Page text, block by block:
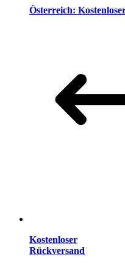
Österreich:
Kostenloser
Rückversand